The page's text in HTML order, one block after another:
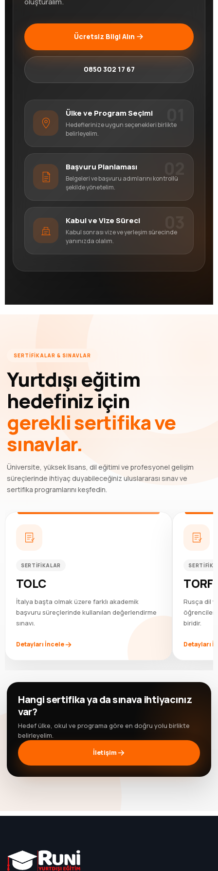
Ücretsiz Bilgi Alın
0850 302 17 67
Ülke ve Program Seçimi
Hedeflerinize uygun seçenekleri birlikte
belirleyelim.
Başvuru Planlaması
Belgeleri ve başvuru adımlarını kontrollü
şekilde yönetelim.
Kabul ve Vize Süreci
Kabul sonrası vize ve yerleşim sürecinde
yanınızda olalım.
SERTİFİKALAR & SINAVLAR
Yurtdışı eğitim
hedefiniz için
gerekli sertifika ve
sınavlar.
Üniversite, yüksek lisans, dil eğitimi ve profesyonel gelişim
süreçlerinde ihtiyaç duyabileceğiniz uluslararası sınav ve
sertifika programlarını keşfedin.
SERTIFIKALAR
TOLC
İtalya başta olmak üzere farklı akademik
başvuru süreçlerinde kullanılan değerlendirme
sınavı.
Detayları İncele
Rusça dil
öğrenciler
biridir.
Detayları
Hangi sertifika ya da sınava ihtiyacınız
var?
Hedef ülke, okul ve programa göre en doğru yolu birlikte
belirleyelim.
İletişim